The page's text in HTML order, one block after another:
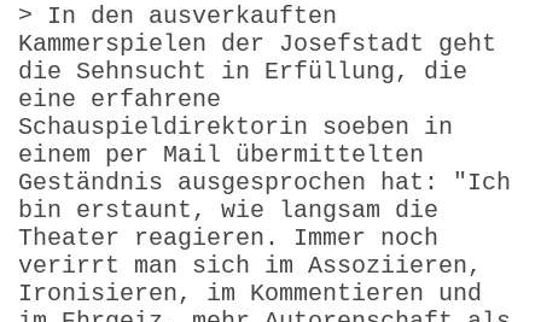
> In den ausverkauften
Kammerspielen der Josefstadt geht
die Sehnsucht in Erfüllung, die
eine erfahrene
Schauspieldirektorin soeben in
einem per Mail übermittelten
Geständnis ausgesprochen hat: "Ich
bin erstaunt, wie langsam die
Theater reagieren. Immer noch
verirrt man sich im Assoziieren,
Ironisieren, im Kommentieren und